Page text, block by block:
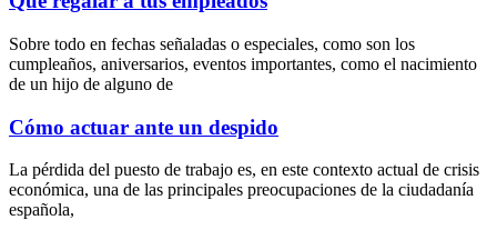
Sobre todo en fechas señaladas o especiales, como son los
cumpleaños, aniversarios, eventos importantes, como el nacimiento
de un hijo de alguno de
Cómo actuar ante un despido
La pérdida del puesto de trabajo es, en este contexto actual de crisis
económica, una de las principales preocupaciones de la ciudadanía
española,